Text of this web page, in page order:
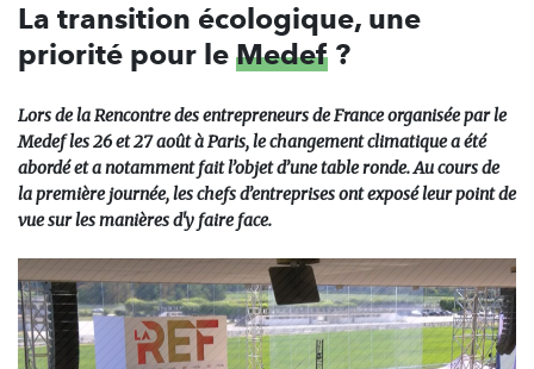
La transition écologique, une
priorité pour le Medef ?
Lors de la Rencontre des entrepreneurs de France organisée par le
Medef les 26 et 27 août à Paris, le changement climatique a été
abordé et a notamment fait l’objet d’une table ronde. Au cours de
la première journée, les chefs d’entreprises ont exposé leur point de
vue sur les manières d'y faire face.